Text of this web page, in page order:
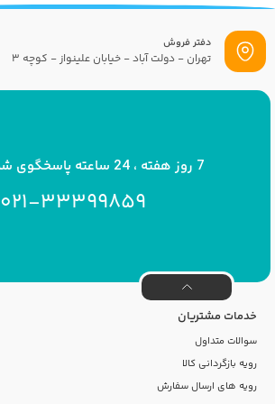
دفتر فروش
تهران - دولت آباد - خیابان علینواز - کوچه 3
7 روز هفته ، 24 ساعته پاسخگوی شما هستیم
021-33399859
خدمات مشتریان
سوالات متداول
رویه بازگردانی کالا
رویه های ارسال سفارش